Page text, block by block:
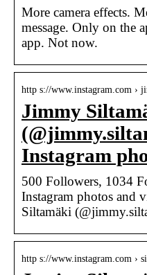
More camera effects.
message. Only on the
app. Not now.
http s://www.instagram.com ›
Jimmy
Instagram
500 Followers, 1034
Instagram photos and
Siltamäki
http s://www.instagram.com ›